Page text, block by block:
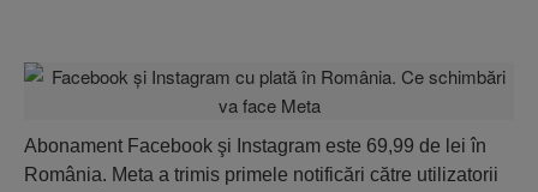
Abonament Facebook şi Instagram este 69,99 de lei în
România. Meta a trimis primele notificări către utilizatorii